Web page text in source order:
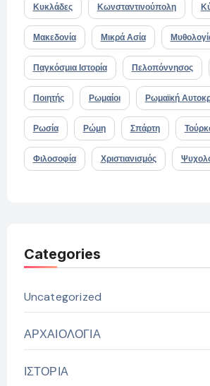
Κυκλάδες Κωνσταντινούπολη
Μακεδονία Μικρά Ασία
Παγκόσμια Ιστορία Πελοπόννησος
Ποιητής Ρωμαίοι Ρωμαϊκή
Ρωσία Ρώμη Σπάρτη
Φιλοσοφία Χριστιανισμός
Categories
Uncategorized
ΑΡΧΑΙΟΛΟΓΙΑ
ΙΣΤΟΡΙΑ